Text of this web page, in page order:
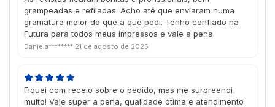
grampeadas e refiladas. Acho até que enviaram numa
gramatura maior do que a que pedi. Tenho confiado na
Futura para todos meus impressos e vale a pena.
Daniela******** 21 de agosto de 2025
Fiquei com receio sobre o pedido, mas me surpreendi
muito! Vale super a pena, qualidade ótima e atendimento